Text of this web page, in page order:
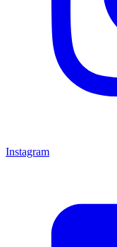
Instagram